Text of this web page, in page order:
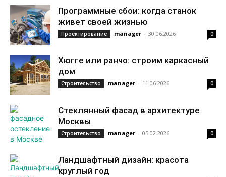
Программные сбои: когда станок
живет своей жизнью
Проектирование manager - 30.06.2026 0
Хюгге или ранчо: строим каркасный
дом
Строительство manager - 11.06.2026 0
Стеклянный фасад в архитектуре
Москвы
Строительство manager - 05.02.2026 0
Ландшафтный дизайн: красота
круглый год